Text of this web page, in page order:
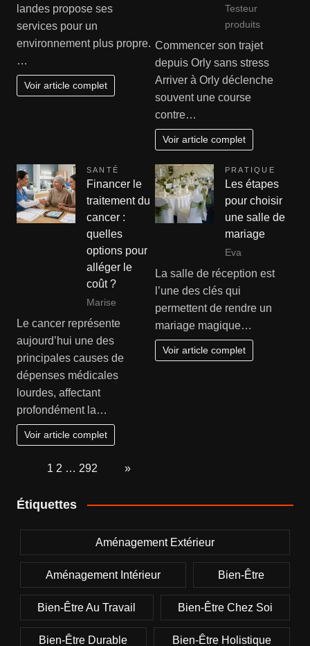
landes propose ses
services pour un
environnement plus propre.
…
Voir article complet
Testeur
produits
Commencer son trajet
depuis Orly sans stress
Arriver à Orly déclenche
souvent une course
contre…
Voir article complet
SANTÉ
Financer le
traitement du
cancer :
quelles
options pour
alléger le
coût ?
Marise
Le cancer représente
aujourd’hui une des
principales causes de
dépenses médicales
lourdes, affectant
profondément la…
Voir article complet
PRATIQUE
Les étapes
pour choisir
une salle de
mariage
Eva
La salle de réception est
l’une des clés qui
permettent de rendre un
mariage magique…
Voir article complet
1 2 … 292 »
Étiquettes
Aménagement Extérieur
Aménagement Intérieur Bien-Être
Bien-Être Au Travail Bien-Être Chez Soi
Bien-Être Durable Bien-Être Holistique